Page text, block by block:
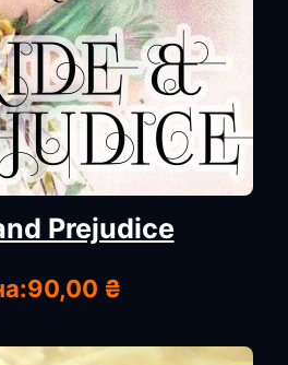
Prejudice
90,00 ₴